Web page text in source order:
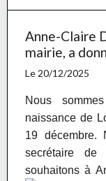
Anne-Claire
mairie, a
Le 20/12/2025
Nous
naissance de
19 décembre.
secrétaire
souhaitons à